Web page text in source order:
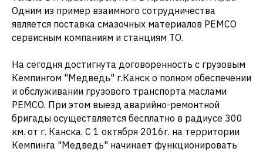
Одним из пример взаимного сотрудничества
является поставка смазочных материалов PEMCO
сервисным компаниям и станциям ТО.
На сегодня достигнута договоренность с грузовым
Кемпингом "Медведь" г.Канск о полном обеспечении
и обслуживании грузового транспорта маслами
PEMCO. При этом выезд аварийно-ремонтной
бригады осуществляется бесплатно в радиусе 300
км. от г. Канска. С 1 октября 2016г. на территории
Кемпинга "Медведь" начинает функционировать